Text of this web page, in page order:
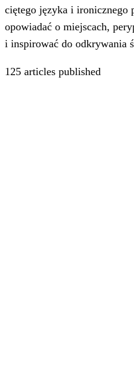
ciętego języka i ironicznego
opowiadać o miejscach,
i inspirować do odkrywania
125 articles published